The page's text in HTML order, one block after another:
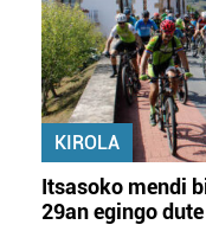
KIROLA
Itsasoko mendi
29an egingo dute